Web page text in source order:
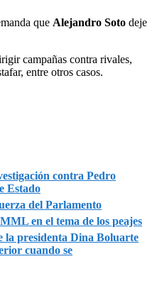
que Alejandro Soto deje
campañas contra rivales,
entre otros casos.
contra Pedro
Estado
del Parlamento
en el tema de los peajes
la presidenta Dina Boluarte
cuando se